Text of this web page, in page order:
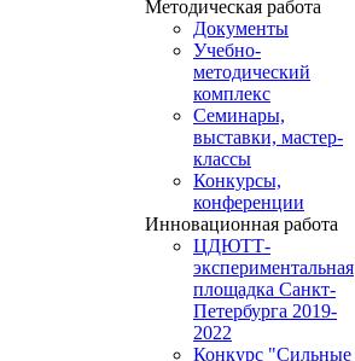
Методическая работа
Документы
Учебно-
методический
комплекс
Семинары,
выставки, мастер-
классы
Конкурсы,
конференции
Инновационная работа
ЦДЮТТ-
экспериментальная
площадка Санкт-
Петербурга 2019-
2022
Конкурс "Сильные